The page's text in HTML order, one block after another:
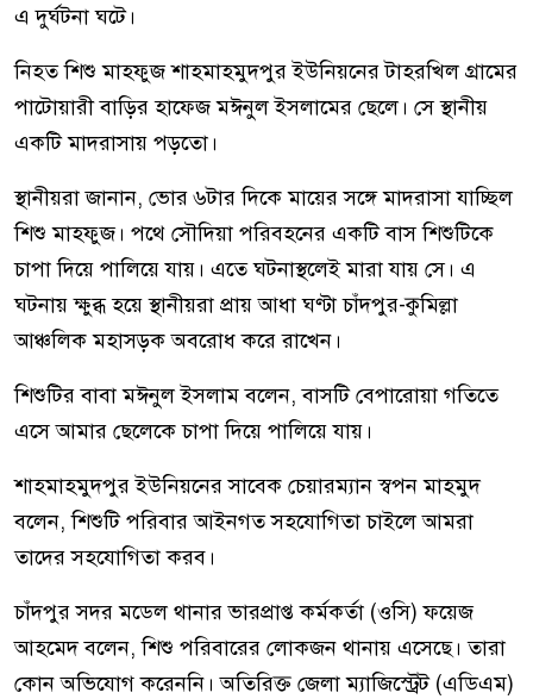
এ দুর্ঘটনা ঘটে।
নিহত শিশু মাহফুজ শাহমাহমুদপুর ইউনিয়নের টাহরখিল গ্রামের
পাটোয়ারী বাড়ির হাফেজ মঈনুল ইসলামের ছেলে। সে স্থানীয়
একটি মাদরাসায় পড়তো।
স্থানীয়রা জানান, ভোর ৬টার দিকে মায়ের সঙ্গে মাদরাসা যাচ্ছিল
শিশু মাহফুজ। পথে সৌদিয়া পরিবহনের একটি বাস শিশুটিকে
চাপা দিয়ে পালিয়ে যায়। এতে ঘটনাস্থলেই মারা যায় সে। এ
ঘটনায় ক্ষুব্ধ হয়ে স্থানীয়রা প্রায় আধা ঘণ্টা চাঁদপুর-কুমিল্লা
আঞ্চলিক মহাসড়ক অবরোধ করে রাখেন।
শিশুটির বাবা মঈনুল ইসলাম বলেন, বাসটি বেপারোয়া গতিতে
এসে আমার ছেলেকে চাপা দিয়ে পালিয়ে যায়।
শাহমাহমুদপুর ইউনিয়নের সাবেক চেয়ারম্যান স্বপন মাহমুদ
বলেন, শিশুটি পরিবার আইনগত সহযোগিতা চাইলে আমরা
তাদের সহযোগিতা করব।
চাঁদপুর সদর মডেল থানার ভারপ্রাপ্ত কর্মকর্তা (ওসি) ফয়েজ
আহমেদ বলেন, শিশু পরিবারের লোকজন থানায় এসেছে। তারা
কোন অভিযোগ করেননি। অতিরিক্ত জেলা ম্যাজিস্ট্রেট (এডিএম)